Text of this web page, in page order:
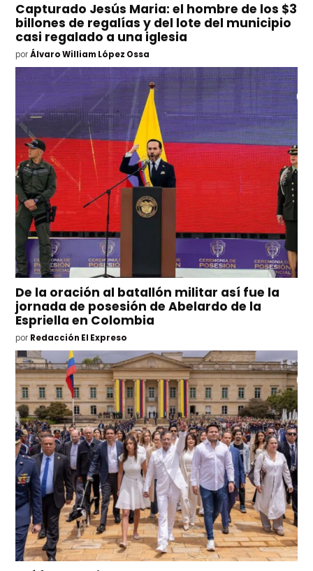
Capturado Jesús Maria: el hombre de los $3
billones de regalías y del lote del municipio
casi regalado a una iglesia
por Álvaro William López Ossa
De la oración al batallón militar así fue la
jornada de posesión de Abelardo de la
Espriella en Colombia
por Redacción El Expreso